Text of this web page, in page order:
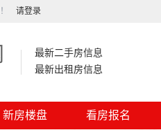
请登录
最新二手房信息
最新出租房信息
新房楼盘 看房报名